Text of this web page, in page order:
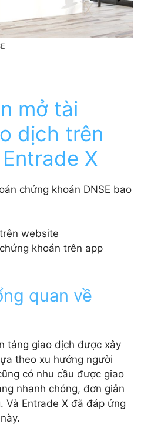
mở tài
dịch trên
X
chứng khoán DNSE bao
website
khoán trên app
quan về
tảng giao dịch được xây
theo xu hướng người
có nhu cầu được giao
nhanh chóng, đơn giản
Và Entrade X đã đáp ứng